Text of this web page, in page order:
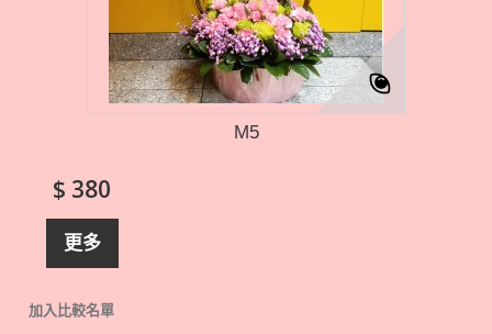
M5
$ 380
更多
加入比較名單